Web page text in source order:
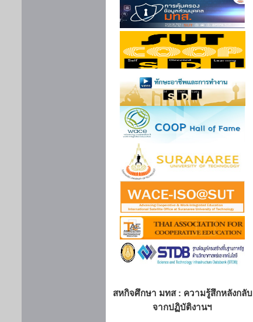
สหกิจศึกษา มทส : ความรู้สึกหลังกลับ
จากปฏิบัติงานฯ